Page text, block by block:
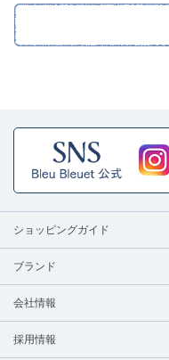
ショッピングガイド
ブランド
会社情報
採用情報